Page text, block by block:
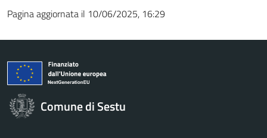
Pagina aggiornata il 10/06/2025, 16:29
Comune di Sestu